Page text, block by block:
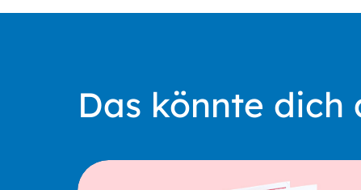
Das könnte dich